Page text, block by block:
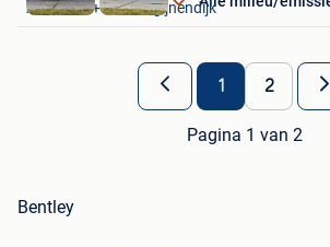
Aarschot + Deel Begijnendijk
1 2
Pagina 1 van 2
Bentley